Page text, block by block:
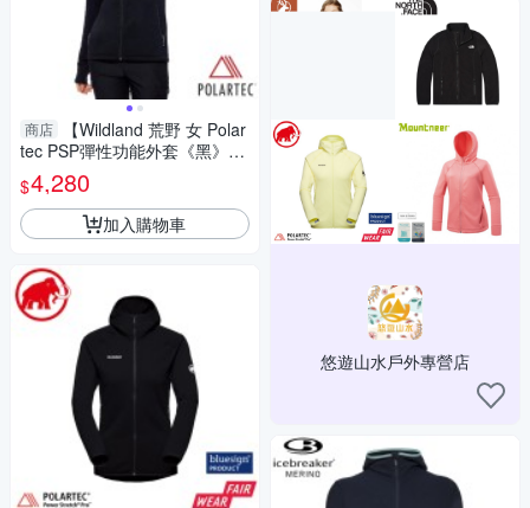
商店
【Wildland 荒野 女 Polar
tec PSP彈性功能外套《黑》】
P2609/薄外套/刷毛外套/中層衣
$4,280
加入購物車
悠遊山水戶外專營店